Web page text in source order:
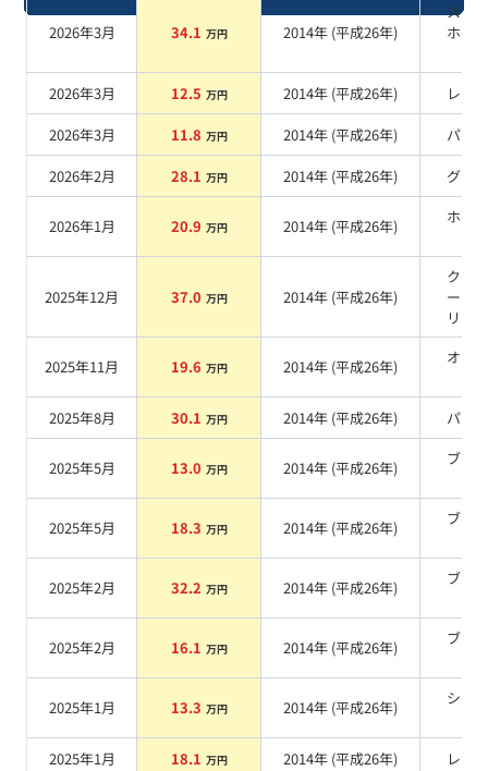
2026年3月 34.1 万円 2014年 (平成26年)
スー
ホワ
2026年3月
12.5 万円 2014年 (平成26年)
レッド
2026年3月
11.8 万円 2014年 (平成26年)
パール
2026年2月
28.1 万円 2014年 (平成26年) グレー
2026年1月 20.9 万円 2014年 (平成26年)
ホワ
2025年12月 37.0 万円 2014年 (平成26年)
クー
ーダ
リック
2025年11月 19.6 万円 2014年 (平成26年)
オレ
2025年8月
30.1 万円 2014年 (平成26年) パール
2025年5月 13.0 万円 2014年 (平成26年)
ブラ
2025年5月 18.3 万円 2014年 (平成26年)
ブラ
2025年2月 32.2 万円 2014年 (平成26年)
ブラ
2025年2月 16.1 万円 2014年 (平成26年)
ブラ
2025年1月 13.3 万円 2014年 (平成26年)
シル
2025年1月
18.1 万円 2014年 (平成26年) レッド